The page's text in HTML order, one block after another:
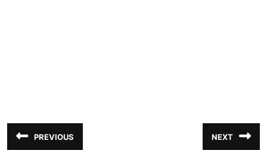
Navegação
PREVIOUS NEXT